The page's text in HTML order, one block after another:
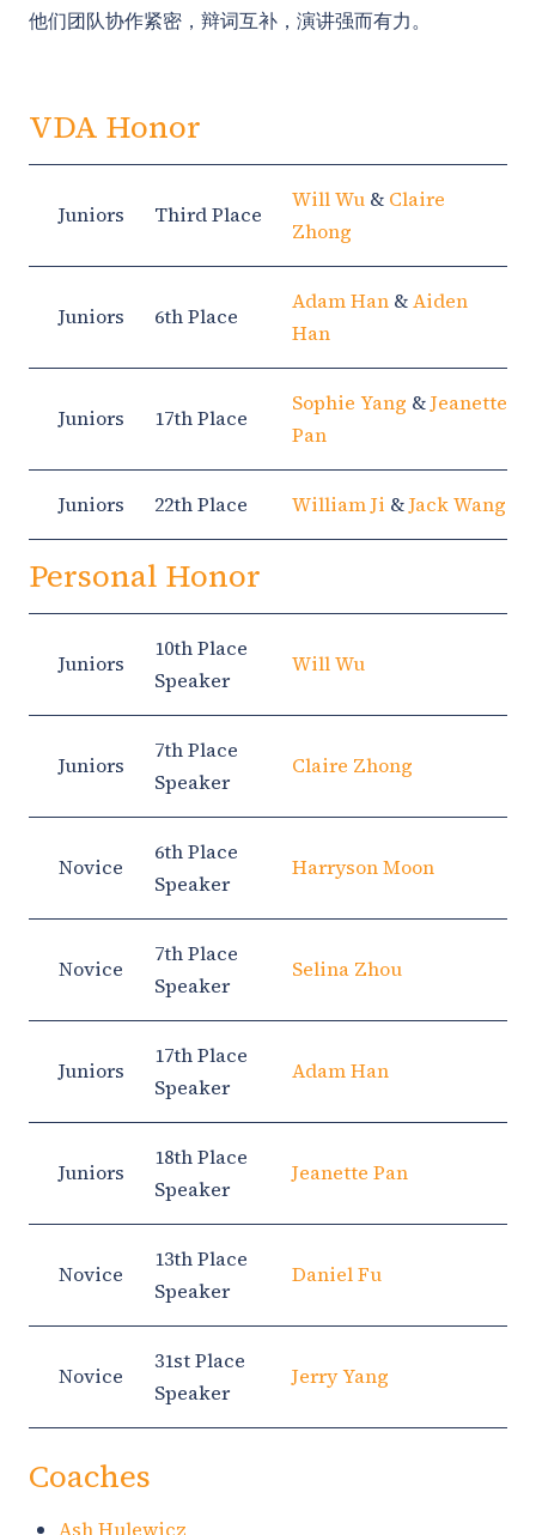
他们团队协作紧密，辩词互补，演讲强而有力。
VDA Honor
Juniors Third Place
Will Wu & Claire
Zhong
Juniors 6th Place
Adam Han &Aiden
Han
Juniors 17th Place
Sophie Yang &Jeanette
Pan
Juniors 22th Place William Ji &Jack Wang
Personal Honor
Juniors
10th Place
Speaker
Will Wu
Juniors
7th Place
Speaker
Claire Zhong
Novice
6th Place
Speaker
Harryson Moon
Novice
7th Place
Speaker
Selina Zhou
Juniors
17th Place
Speaker
Adam Han
Juniors
18th Place
Speaker
Jeanette Pan
Novice
13th Place
Speaker
Daniel Fu
Novice
31st Place
Speaker
Jerry Yang
Coaches
Ash Hulewicz